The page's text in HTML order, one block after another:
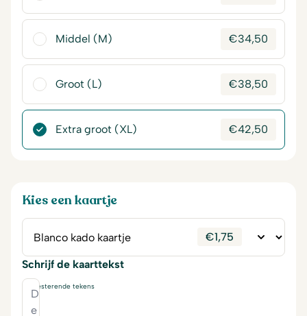
Middel (M) €34,50
Groot (L) €38,50
Extra groot (XL) €42,50
Kies een kaartje
€1,75
Schrijf de kaarttekst
resterende tekens